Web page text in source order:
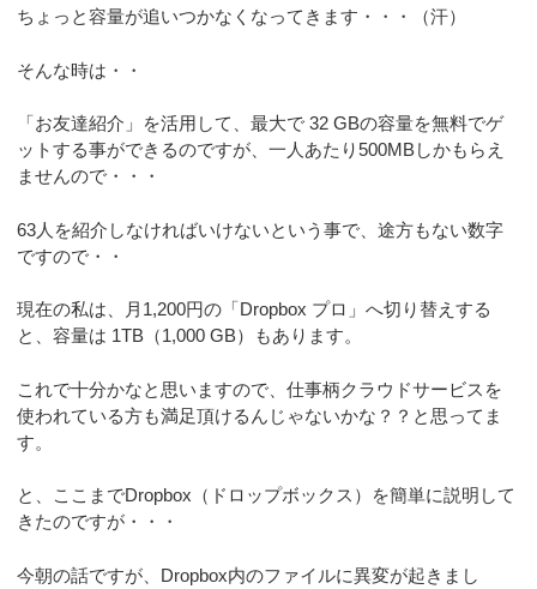
ちょっと容量が追いつかなくなってきます・・・（汗）
そんな時は・・
「お友達紹介」を活用して、最大で 32 GBの容量を無料でゲ
ットする事ができるのですが、一人あたり500MBしかもらえ
ませんので・・・
63人を紹介しなければいけないという事で、途方もない数字
ですので・・
現在の私は、月1,200円の「Dropbox プロ」へ切り替えする
と、容量は 1TB（1,000 GB）もあります。
これで十分かなと思いますので、仕事柄クラウドサービスを
使われている方も満足頂けるんじゃないかな？？と思ってま
す。
と、ここまでDropbox（ドロップボックス）を簡単に説明して
きたのですが・・・
今朝の話ですが、Dropbox内のファイルに異変が起きまし